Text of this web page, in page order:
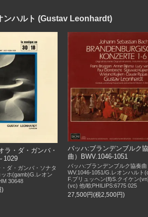
ンハルト (Gustav Leonhardt)
ラ・ダ・ガンバ・
1029
ダ・ガンバ・ソナタ
ホ(gamb)G.レオン
30648
)
バッハ:ブランデンブルク
曲）BWV.1046-1051
バッハ:ブランデンブルク協奏
WV.1046-1051/G.レオンハルト
F.ブリュッヘン(fl)S.クイケン
(vc) 他/欧PHILIPS:6775 025
27,500円(税2,500円)